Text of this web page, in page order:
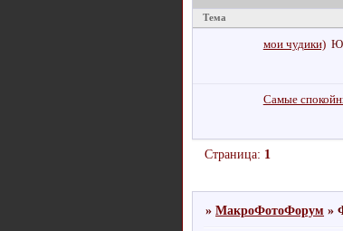
Тема
мои чудики)
Самые
Страница: 1
»МакроФотоФорум »